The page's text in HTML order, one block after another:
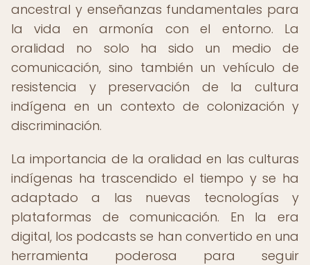
ancestral y enseñanzas fundamentales para
la vida en armonía con el entorno. La
oralidad no solo ha sido un medio de
comunicación, sino también un vehículo de
resistencia y preservación de la cultura
indígena en un contexto de colonización y
discriminación.
La importancia de la oralidad en las culturas
indígenas ha trascendido el tiempo y se ha
adaptado a las nuevas tecnologías y
plataformas de comunicación. En la era
digital, los podcasts se han convertido en una
herramienta poderosa para seguir